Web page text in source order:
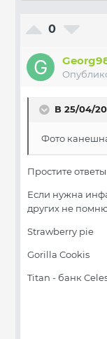
0
В 25/04/
Фото
Простите
Если нужна
других не
Strawberry pie
Gorilla Cookis
Titan - банк